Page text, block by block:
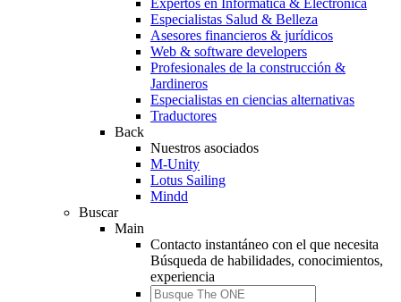
Expertos en Informática & Electrónica
Especialistas Salud & Belleza
Asesores financieros & jurídicos
Web & software developers
Profesionales de la construcción &
Jardineros
Especialistas en ciencias alternativas
Traductores
Back
Nuestros asociados
M-Unity
Lotus Sailing
Mindd
Buscar
Main
Contacto instantáneo con el que necesita
Búsqueda de habilidades, conocimientos,
experiencia